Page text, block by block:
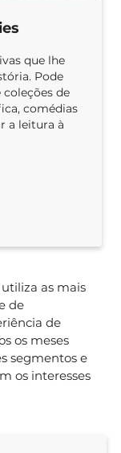
que lhe
Pode
de
comédias
a leitura à
as mais
de
de
os meses
segmentos e
os interesses